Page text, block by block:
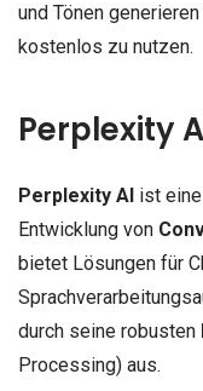
und Tönen
kostenlos zu nutzen.
Perplexity
Perplexity AI ist
Entwicklung von
bietet Lösungen für
durch seine robusten
Processing) aus.